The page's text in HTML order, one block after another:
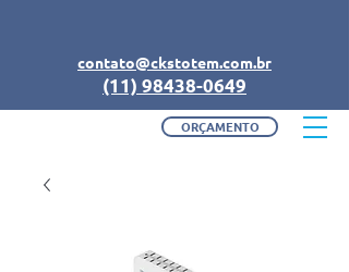
contato@ckstotem.com.br
(11) 98438-0649
ORÇAMENTO